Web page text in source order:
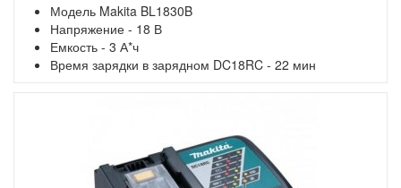
Модель Makita BL1830B
Напряжение - 18 В
Емкость - 3 А*ч
Время зарядки в зарядном DC18RC - 22 мин